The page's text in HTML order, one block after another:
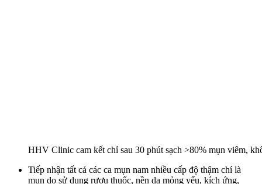
HHV Clinic cam kết chỉ sau 30 phút sạch >80% mụn viêm,
Tiếp nhận tất cả các ca mụn nam nhiều cấp độ thậm chí là
mụn do sử dụng rượu thuốc, nền da mỏng yếu, kích ứng,